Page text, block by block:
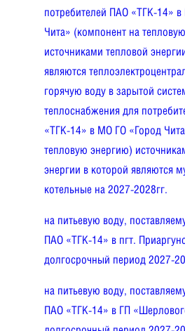
потребителей ПАО «ТГК-14»
Чита» (компонент на
источниками тепловой
являются
горячую воду в зарытой
теплоснабжения для
«ТГК-14» в МО ГО «Город
тепловую энергию)
энергии в которой являются
котельные на 2027-2028гг.
на питьевую воду,
ПАО «ТГК-14» в пгт.
долгосрочный период 2027-
на питьевую воду,
ПАО «ТГК-14» в ГП